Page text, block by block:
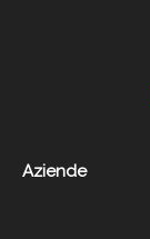
Aziende